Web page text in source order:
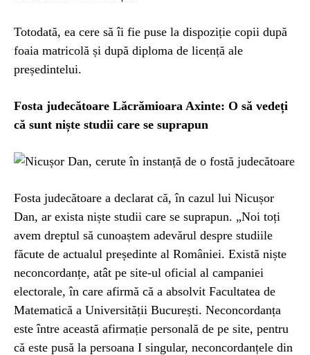
Totodată, ea cere să îi fie puse la dispoziție copii după
foaia matricolă și după diploma de licență ale
președintelui.
Fosta judecătoare Lăcrămioara Axinte: O să vedeți
că sunt niște studii care se suprapun
Fosta judecătoare a declarat că, în cazul lui Nicușor
Dan, ar exista niște studii care se suprapun. „Noi toți
avem dreptul să cunoaștem adevărul despre studiile
făcute de actualul președinte al României. Există niște
neconcordanțe, atât pe site-ul oficial al campaniei
electorale, în care afirmă că a absolvit Facultatea de
Matematică a Universității București. Neconcordanța
este între această afirmație personală de pe site, pentru
că este pusă la persoana I singular, neconcordanțele din